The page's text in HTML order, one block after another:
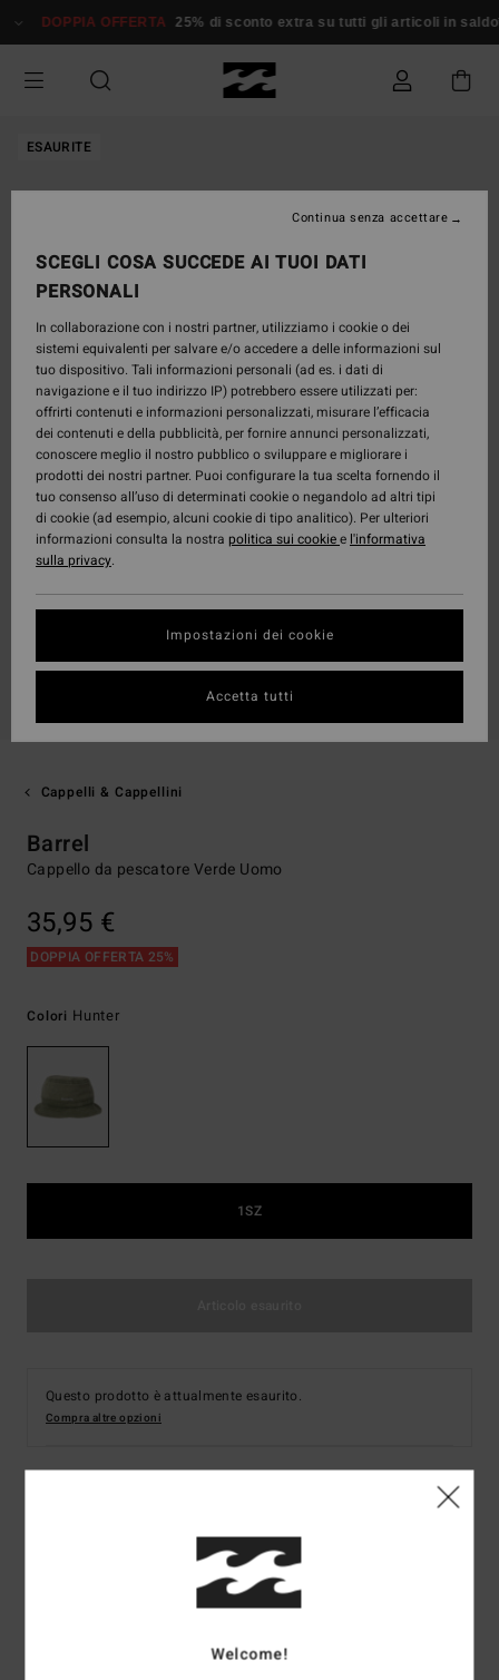
alle
prodotto
DOPPIA OFFERTA 25% di sconto extra su tutti gli articoli in saldo*
ESAURITE
Cappelli & Cappellini
Barrel
Cappello da pescatore Verde Uomo
35,95 €
DOPPIA OFFERTA 25%
Colori Hunter
1SZ
Questo prodotto è attualmente esaurito.
Compra altre opzioni
Cappello da pescatore Verde Uomo
Codice colore
Welcome!
SCEGLI COSA SUCCEDE AI TUOI DATI
PERSONALI
In collaborazione con i nostri partner, utilizziamo i cookie o dei
sistemi equivalenti per salvare e/o accedere a delle informazioni sul
tuo dispositivo. Tali informazioni personali (ad es. i dati di
navigazione e il tuo indirizzo IP) potrebbero essere utilizzati per:
offrirti contenuti e informazioni personalizzati, misurare l’efficacia
dei contenuti e della pubblicità, per fornire annunci personalizzati,
conoscere meglio il nostro pubblico o sviluppare e migliorare i
prodotti dei nostri partner. Puoi configurare la tua scelta fornendo il
tuo consenso all’uso di determinati cookie o negandolo ad altri tipi
di cookie (ad esempio, alcuni cookie di tipo analitico). Per ulteriori
informazioni consulta la nostra politica sui cookiee l'informativa
sulla privacy.
Impostazioni dei cookie
Continua senza accettare
Accetta tutti